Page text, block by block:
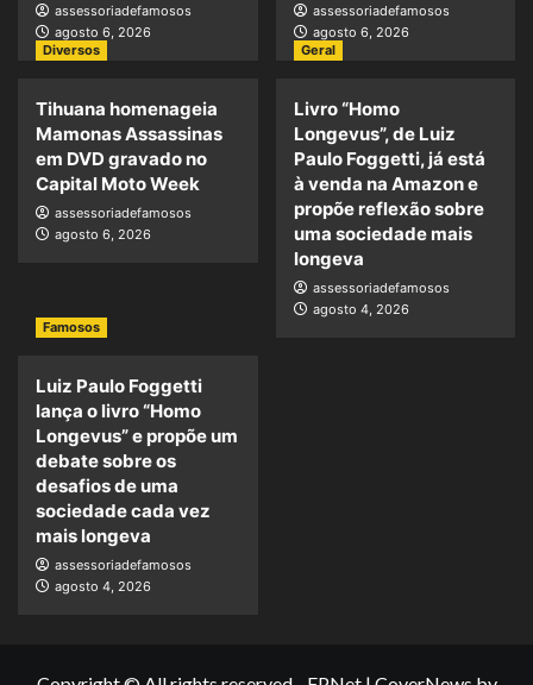
assessoriadefamosos
agosto 6, 2026
assessoriadefamosos
agosto 6, 2026
Diversos
Tihuana homenageia
Mamonas Assassinas
em DVD gravado no
Capital Moto Week
assessoriadefamosos
agosto 6, 2026
Geral
Livro “Homo
Longevus”, de Luiz
Paulo Foggetti, já está
à venda na Amazon e
propõe reflexão sobre
uma sociedade mais
longeva
assessoriadefamosos
agosto 4, 2026
Famosos
Luiz Paulo Foggetti
lança o livro “Homo
Longevus” e propõe um
debate sobre os
desafios de uma
sociedade cada vez
mais longeva
assessoriadefamosos
agosto 4, 2026